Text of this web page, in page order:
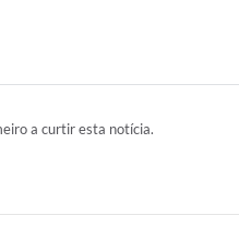
a curtir esta notícia.